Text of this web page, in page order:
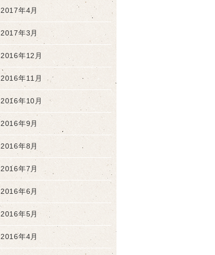
2017年4月
2017年3月
2016年12月
2016年11月
2016年10月
2016年9月
2016年8月
2016年7月
2016年6月
2016年5月
2016年4月